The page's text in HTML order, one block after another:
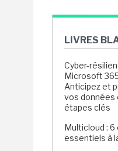
LIVRES
Cyber-
Microsoft
Anticipez et
vos données
étapes clés
Multicloud :
essentiels à